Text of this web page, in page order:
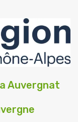
Auvergnat